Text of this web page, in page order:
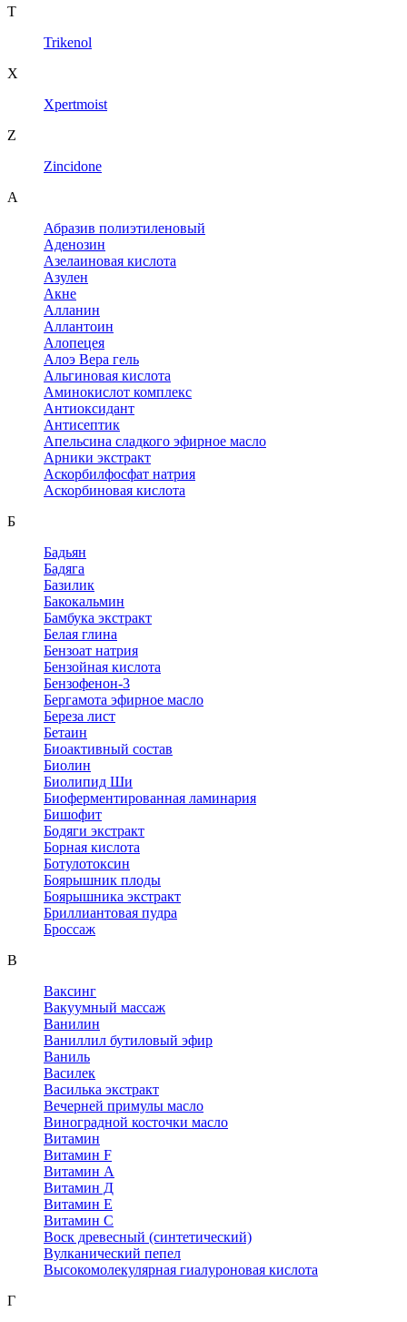
T
Trikenol
X
Xpertmoist
Z
Zincidone
А
Абразив полиэтиленовый
Аденозин
Азелаиновая кислота
Азулен
Акне
Алланин
Аллантоин
Алопецея
Алоэ Вера гель
Альгиновая кислота
Аминокислот комплекс
Антиоксидант
Антисептик
Апельсина сладкого эфирное масло
Арники экстракт
Аскорбилфосфат натрия
Аскорбиновая кислота
Б
Бадьян
Бадяга
Базилик
Бакокальмин
Бамбука экстракт
Белая глина
Бензоат натрия
Бензойная кислота
Бензофенон-3
Бергамота эфирное масло
Береза лист
Бетаин
Биоактивный состав
Биолин
Биолипид Ши
Биоферментированная ламинария
Бишофит
Бодяги экстракт
Борная кислота
Ботулотоксин
Боярышник плоды
Боярышника экстракт
Бриллиантовая пудра
Броссаж
В
Ваксинг
Вакуумный массаж
Ванилин
Ваниллил бутиловый эфир
Ваниль
Василек
Василька экстракт
Вечерней примулы масло
Виноградной косточки масло
Витамин
Витамин F
Витамин А
Витамин Д
Витамин Е
Витамин С
Воск древесный (синтетический)
Вулканический пепел
Высокомолекулярная гиалуроновая кислота
Г